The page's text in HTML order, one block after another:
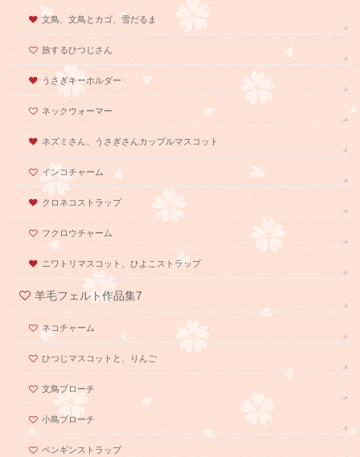
文鳥、文鳥とカゴ、雪だるま
旅するひつじさん
うさぎキーホルダー
ネックウォーマー
ネズミさん、うさぎさんカップルマスコット
インコチャーム
クロネコストラップ
フクロウチャーム
ニワトリマスコット、ひよこストラップ
羊毛フェルト作品集7
ネコチャーム
ひつじマスコットと、りんご
文鳥ブローチ
小鳥ブローチ
ペンギンストラップ